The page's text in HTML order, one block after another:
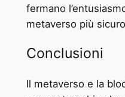
fermano
metaverso più
Conclusioni
Il metaverso e la